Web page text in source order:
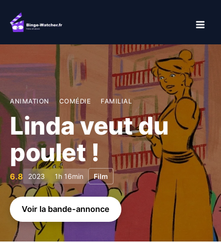
contenu
ANIMATION COMÉDIE FAMILIAL
Linda veut du
poulet !
6.8 2023 1h 16min Film
Voir la bande-annonce